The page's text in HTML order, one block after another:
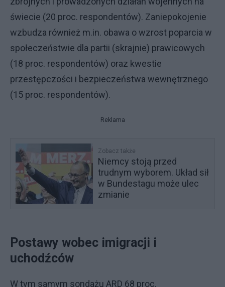
świecie (20 proc. respondentów). Zaniepokojenie
wzbudza również m.in. obawa o wzrost poparcia w
społeczeństwie dla partii (skrajnie) prawicowych
(18 proc. respondentów) oraz kwestie
przestępczości i bezpieczeństwa wewnętrznego
(15 proc. respondentów).
Reklama
Zobacz także
Niemcy stoją przed
trudnym wyborem. Układ sił
w Bundestagu może ulec
zmianie
Postawy wobec imigracji i
uchodźców
W tym samym sondażu ARD 68 proc.